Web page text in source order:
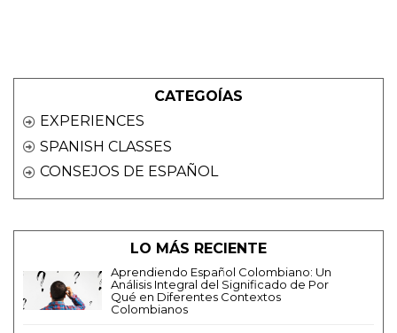
CATEGOÍAS
EXPERIENCES
SPANISH CLASSES
CONSEJOS DE ESPAÑOL
LO MÁS RECIENTE
Aprendiendo Español Colombiano: Un
Análisis Integral del Significado de Por
Qué en Diferentes Contextos
Colombianos